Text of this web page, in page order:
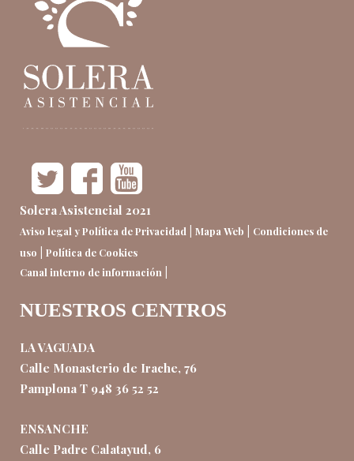
Solera Asistencial 2021
Aviso legal y Política de Privacidad Mapa Web
Condiciones de
uso
Política de Cookies
Canal interno de información
NUESTROS CENTROS
LA VAGUADA
Calle Monasterio de Irache, 76
Pamplona T 948 36 52 52
ENSANCHE
Calle Padre Calatayud, 6